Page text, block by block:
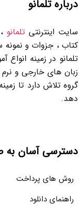
درباره تلمانو
سایت اینترنتی تلمانو
کتاب ، جزوات و
تلمانو در زمینه
زبان های خارجی و نرم
گروه تلاش دارد تا
دهد.
دسترسی آسان
روش های پرداخت
راهنمای دانلود